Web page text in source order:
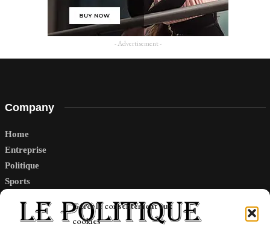
Gérer le consentement aux
cookies
- Advertisement -
Company
Home
Entreprise
Politique
Sports